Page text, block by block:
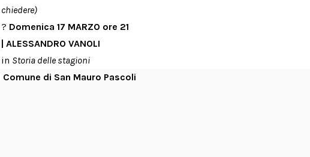
chiedere)
? Domenica 17 MARZO ore 21
ALESSANDRO VANOLI
in Storia delle stagioni
Comune di San Mauro Pascoli